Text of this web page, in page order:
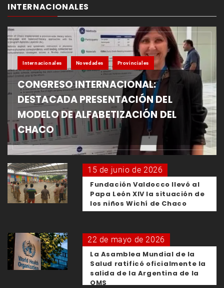
INTERNACIONALES
Internacionales Novedades Provinciales
CONGRESO INTERNACIONAL:
DESTACADA PRESENTACIÓN DEL
MODELO DE ALFABETIZACIÓN DEL
CHACO
15 de junio de 2026
Fundación Valdocco llevó al
Papa León XIV la situación de
los niños Wichí de Chaco
22 de mayo de 2026
La Asamblea Mundial de la
Salud ratificó oficialmente la
salida de la Argentina de la
OMS